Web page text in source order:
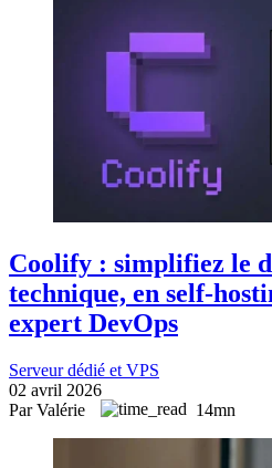
Coolify : simplifiez le
technique, en self-
expert DevOps
Serveur dédié et VPS
02 avril 2026
Par Valérie
14mn